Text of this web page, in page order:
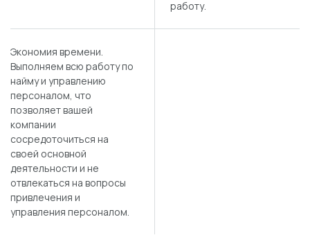
работу.
Экономия времени.
Выполняем всю работу по
найму и управлению
персоналом, что
позволяет вашей
компании
сосредоточиться на
своей основной
деятельности и не
отвлекаться на вопросы
привлечения и
управления персоналом.